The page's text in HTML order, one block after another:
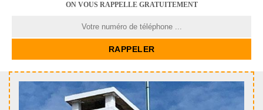
ON VOUS RAPPELLE GRATUITEMENT